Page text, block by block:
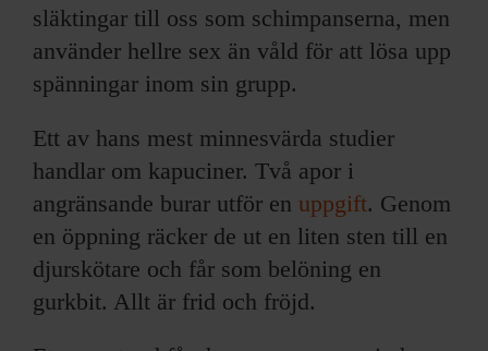
släktingar till oss som schimpanserna, men
använder hellre sex än våld för att lösa upp
spänningar inom sin grupp.
Ett av hans mest minnesvärda studier
handlar om kapuciner. Två apor i
angränsande burar utför en uppgift. Genom
en öppning räcker de ut en liten sten till en
djurskötare och får som belöning en
gurkbit. Allt är frid och fröjd.